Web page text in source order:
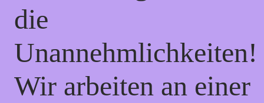
die
Unannehmlichkeiten!
Wir arbeiten an einer